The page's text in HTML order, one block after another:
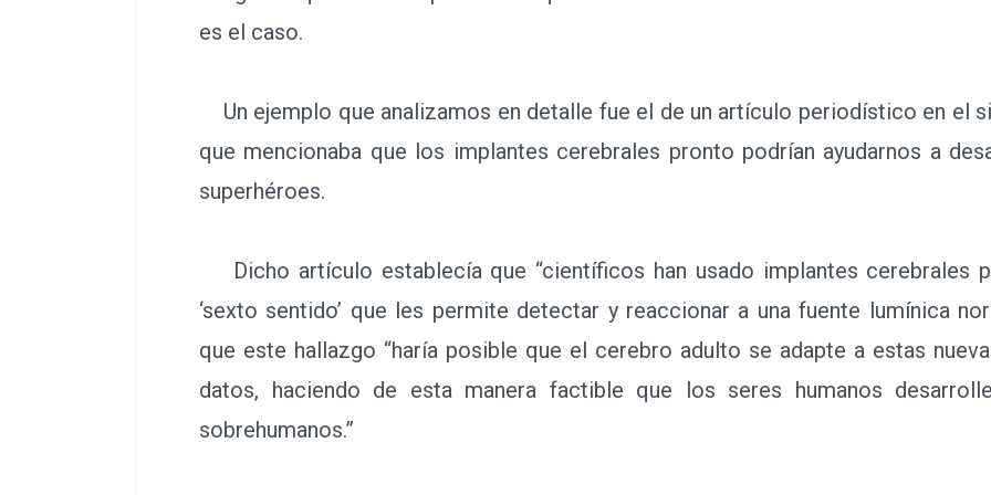
es el caso.
Un ejemplo que analizamos en detalle fue el de un artículo periodístico en el
que mencionaba que los implantes cerebrales pronto podrían ayudarnos a
superhéroes.
Dicho artículo establecía que “científicos han usado implantes cerebrales
‘sexto sentido’ que les permite detectar y reaccionar a una fuente lumínica
que este hallazgo “haría posible que el cerebro adulto se adapte a estas
datos, haciendo de esta manera factible que los seres humanos
sobrehumanos.”